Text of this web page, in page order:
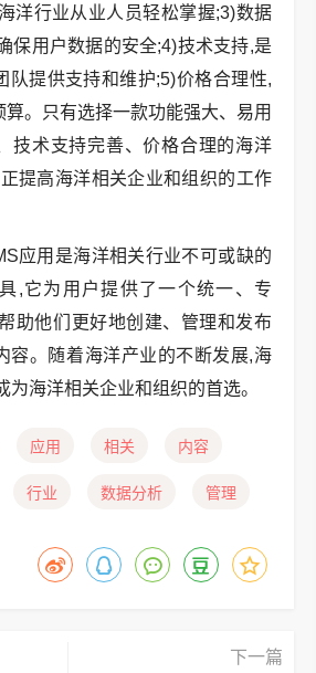
洋行业从业人员轻松掌握;3)数据
保用户数据的安全;4)技术支持,是
队提供支持和维护;5)价格合理性,
算。只有选择一款功能强大、易用
技术支持完善、价格合理的海洋
提高海洋相关企业和组织的工作
应用是海洋相关行业不可或缺的
,它为用户提供了一个统一、专
助他们更好地创建、管理和发布
容。随着海洋产业的不断发展,海
为海洋相关企业和组织的首选。
应用 相关 内容
行业 数据分析 管理
下一篇